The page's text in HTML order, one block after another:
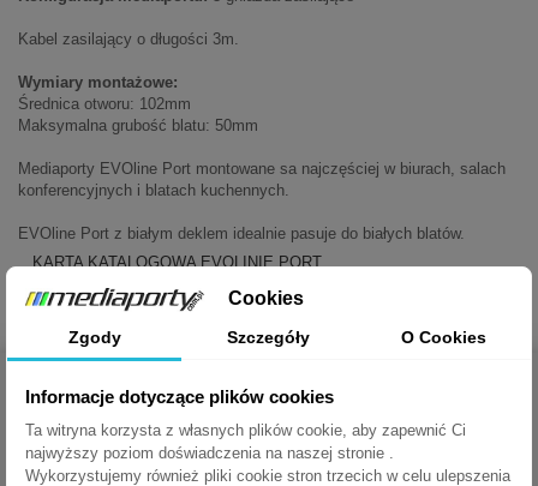
Kabel zasilający o długości 3m.
Wymiary montażowe:
Średnica otworu: 102mm
Maksymalna grubość blatu: 50mm
Mediaporty EVOline Port montowane sa najczęściej w biurach, salach
konferencyjnych i blatach kuchennych.
EVOline Port z białym deklem idealnie pasuje do białych blatów.
KARTA KATALOGOWA EVOLINIE PORT
MEDIAPORTY.COM.PL
Cookies
Zgody Szczegóły O Cookies
Informacje dotyczące plików cookies
Ta witryna korzysta z własnych plików cookie, aby zapewnić Ci
najwyższy poziom doświadczenia na naszej stronie .
Wykorzystujemy również pliki cookie stron trzecich w celu ulepszenia